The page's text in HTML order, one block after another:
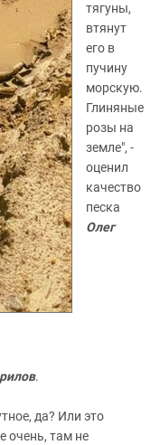
тягуны,
втянут
его в
пучину
морскую.
Глиняные
розы на
земле", -
оценил
качество
песка
Олег
.
да? Или это
очень, там не